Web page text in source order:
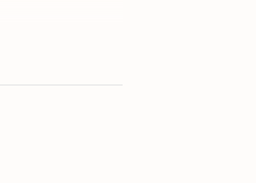
del
con una